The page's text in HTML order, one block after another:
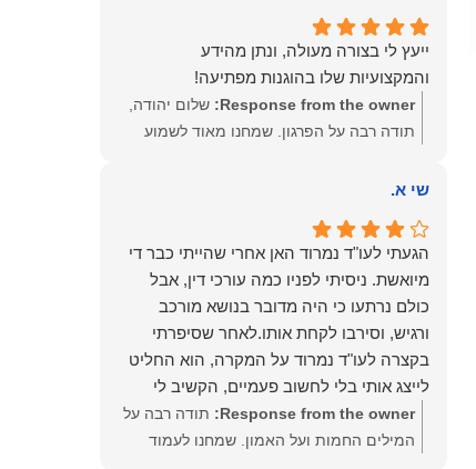
ייעץ לי בצורה מעולה, ונתן מהידע
והמקצועיות שלו בהוגנות מפתיעה!
Response from the owner:
שלום יהודה,
תודה רבה על הפרגון. שמחנו מאוד לשמוע
הוגנות ומקצועיות הן מעל הכל. נשמח תמיד
שי א.
הגעתי לעו"ד נמרוד האן אחרי שהייתי כבר די
מיואשת. ניסיתי לפניו כמה עורכי דין, אבל
כולם נרתעו כי היה מדובר בנושא מורכב
ורגיש, וסירבו לקחת אותו.לאחר שסיפרתי
בקצרה לעו"ד נמרוד על המקרה, הוא החליט
לייצג אותי בלי לחשוב פעמיים, הקשיב לי
ולקח את התיק שלי פרו בונו מכל הלב.
Response from the owner:
תודה רבה על
המילים החמות ועל האמון. שמחנו לעמוד